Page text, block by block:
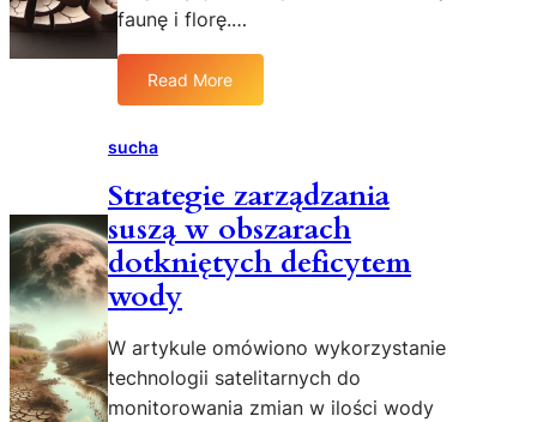
p
m
k
ó
w
p
o
w
i
o
z
n
a
ź
ć
s
r
o
n
w
o
faunę i florę.…
Read More
y
w
s
u
y
n
a
sucha
Strategie zarządzania
suszą w obszarach
dotkniętych deficytem
wody
W artykule omówiono wykorzystanie
technologii satelitarnych do
monitorowania zmian w ilości wody